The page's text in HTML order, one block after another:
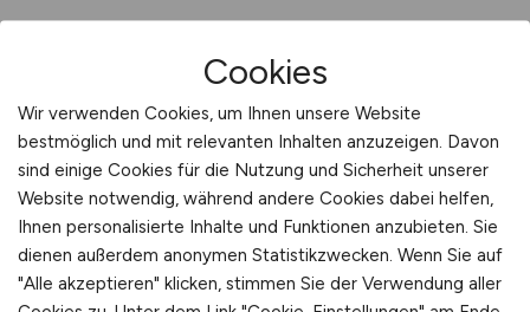
Cookies
Wir verwenden Cookies, um Ihnen unsere Website
bestmöglich und mit relevanten Inhalten anzuzeigen. Davon
sind einige Cookies für die Nutzung und Sicherheit unserer
Website notwendig, während andere Cookies dabei helfen,
Ihnen personalisierte Inhalte und Funktionen anzubieten. Sie
dienen außerdem anonymen Statistikzwecken. Wenn Sie auf
"Alle akzeptieren" klicken, stimmen Sie der Verwendung aller